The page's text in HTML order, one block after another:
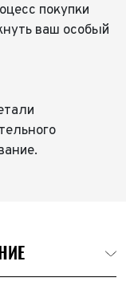
покупки
ваш особый